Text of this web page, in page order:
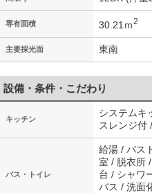
専有面積 30.21ｍ2
主要採光面 東南
設備・条件・こだわり
キッチン
システムキ
スレンジ付
バス・トイレ
給湯 / バス
室 / 脱衣所
台 / シャワ
バス / 洗面